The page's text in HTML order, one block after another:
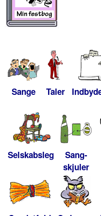
Sange Taler
Selskabsleg
Sang-
skjuler